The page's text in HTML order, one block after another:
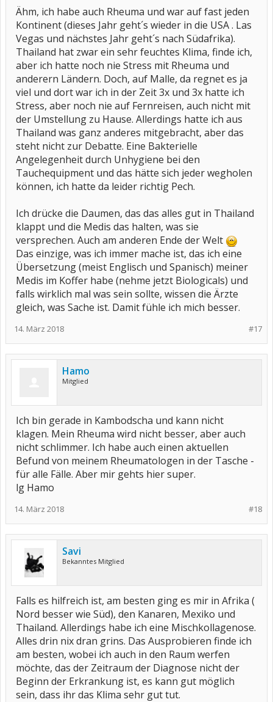
Ähm, ich habe auch Rheuma und war auf fast jeden
Kontinent (dieses Jahr geht´s wieder in die USA . Las
Vegas und nächstes Jahr geht´s nach Südafrika).
Thailand hat zwar ein sehr feuchtes Klima, finde ich,
aber ich hatte noch nie Stress mit Rheuma und
anderern Ländern. Doch, auf Malle, da regnet es ja
viel und dort war ich in der Zeit 3x und 3x hatte ich
Stress, aber noch nie auf Fernreisen, auch nicht mit
der Umstellung zu Hause. Allerdings hatte ich aus
Thailand was ganz anderes mitgebracht, aber das
steht nicht zur Debatte. Eine Bakterielle
Angelegenheit durch Unhygiene bei den
Tauchequipment und das hätte sich jeder wegholen
können, ich hatte da leider richtig Pech.
Ich drücke die Daumen, das das alles gut in Thailand
klappt und die Medis das halten, was sie
versprechen. Auch am anderen Ende der Welt
Das einzige, was ich immer mache ist, das ich eine
Übersetzung (meist Englisch und Spanisch) meiner
Medis im Koffer habe (nehme jetzt Biologicals) und
falls wirklich mal was sein sollte, wissen die Ärzte
gleich, was Sache ist. Damit fühle ich mich besser.
#17
14. März 2018
Hamo
Mitglied
Ich bin gerade in Kambodscha und kann nicht
klagen. Mein Rheuma wird nicht besser, aber auch
nicht schlimmer. Ich habe auch einen aktuellen
Befund von meinem Rheumatologen in der Tasche -
für alle Fälle. Aber mir gehts hier super.
lg Hamo
#18
14. März 2018
Savi
Bekanntes Mitglied
Falls es hilfreich ist, am besten ging es mir in Afrika (
Nord besser wie Süd), den Kanaren, Mexiko und
Thailand. Allerdings habe ich eine Mischkollagenose.
Alles drin nix dran grins. Das Ausprobieren finde ich
am besten, wobei ich auch in den Raum werfen
möchte, das der Zeitraum der Diagnose nicht der
Beginn der Erkrankung ist, es kann gut möglich
sein, dass ihr das Klima sehr gut tut.